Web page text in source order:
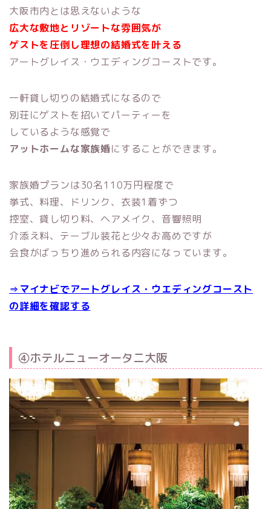
大阪市内とは思えないような
広大な敷地とリゾートな雰囲気が
ゲストを圧倒し理想の結婚式を叶える
アートグレイス・ウエディングコーストです。
一軒貸し切りの結婚式になるので
別荘にゲストを招いてパーティーを
しているような感覚で
アットホームな家族婚にすることができます。
家族婚プランは30名110万円程度で
挙式、料理、ドリンク、衣装1着ずつ
控室、貸し切り料、ヘアメイク、音響照明
介添え料、テーブル装花と少々お高めですが
会食がばっちり進められる内容になっています。
⇒マイナビでアートグレイス・ウエディングコースト
の詳細を確認する
④ホテルニューオータニ大阪